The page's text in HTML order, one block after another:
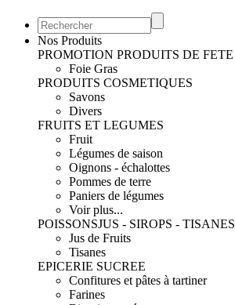
Nos Produits
PROMOTION PRODUITS DE FETE
Foie Gras
PRODUITS COSMETIQUES
Savons
Divers
FRUITS ET LEGUMES
Fruit
Légumes de saison
Oignons - échalottes
Pommes de terre
Paniers de légumes
Voir plus...
POISSONSJUS - SIROPS - TISANES
Jus de Fruits
Tisanes
EPICERIE SUCREE
Confitures et pâtes à tartiner
Farines